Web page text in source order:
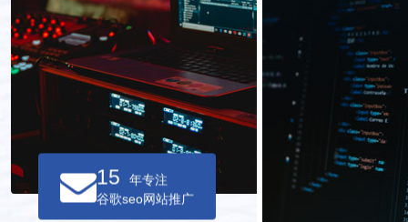
15
年专注
谷歌seo网站推广